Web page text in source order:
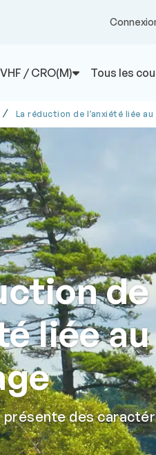
VHF / CRO(M) Tous les
La réduction de l’anxiété liée
de
liée au
présente des